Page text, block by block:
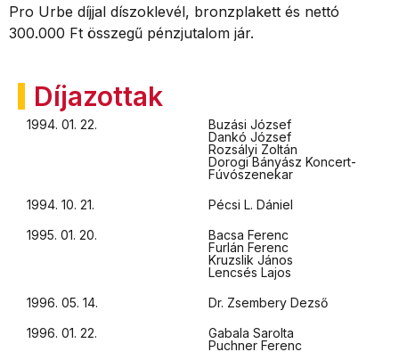
Pro Urbe díjjal díszoklevél, bronzplakett és nettó
300.000 Ft összegű pénzjutalom jár.
Díjazottak
1994. 01. 22.
Buzási József
Dankó József
Rozsályi Zoltán
Dorogi Bányász Koncert-
Fúvószenekar
1994. 10. 21.
Pécsi L. Dániel
1995. 01. 20.
Bacsa Ferenc
Furlán Ferenc
Kruzslik János
Lencsés Lajos
1996. 05. 14.
Dr. Zsembery Dezső
1996. 01. 22.
Gabala Sarolta
Puchner Ferenc